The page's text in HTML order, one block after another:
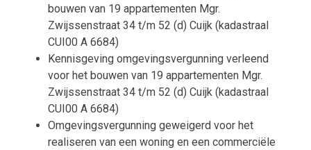
bouwen van 19 appartementen Mgr.
Zwijssenstraat 34 t/m 52 (d) Cuijk (kadastraal
CUI00 A 6684)
Kennisgeving omgevingsvergunning verleend
voor het bouwen van 19 appartementen Mgr.
Zwijssenstraat 34 t/m 52 (d) Cuijk (kadastraal
CUI00 A 6684)
Omgevingsvergunning geweigerd voor het
realiseren van een woning en een commerciële